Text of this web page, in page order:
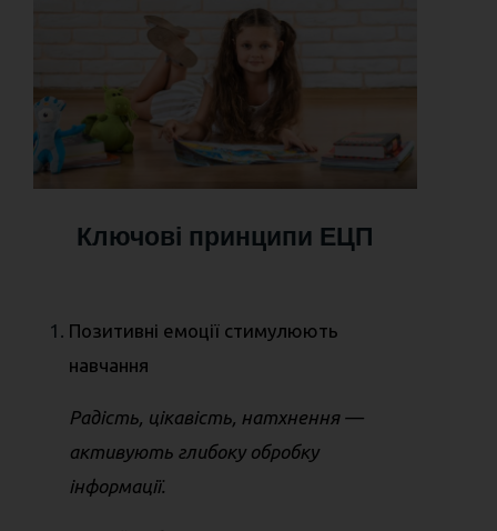
Ключові принципи ЕЦП
Позитивні емоції стимулюють
навчання
Радість, цікавість, натхнення —
активують глибоку обробку
інформації.